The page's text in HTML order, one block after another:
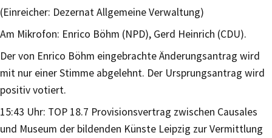
(Einreicher: Dezernat Allgemeine Verwaltung)
Am Mikrofon: Enrico Böhm (NPD), Gerd Heinrich (CDU).
Der von Enrico Böhm eingebrachte Änderungsantrag wird
mit nur einer Stimme abgelehnt. Der Ursprungsantrag wird
positiv votiert.
15:43 Uhr: TOP 18.7 Provisionsvertrag zwischen Causales
und Museum der bildenden Künste Leipzig zur Vermittlung